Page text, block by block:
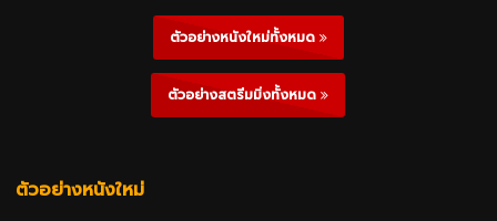
ตัวอย่างหนังใหม่ทั้งหมด
ตัวอย่างสตรีมมิ่งทั้งหมด
ตัวอย่างหนังใหม่